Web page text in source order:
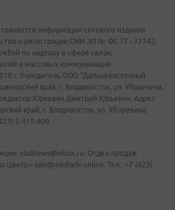
информация сетевого издания
о регистрации СМИ ЭЛ № ФС 77 - 72742,
по надзору в сфере связи,
и массовых коммуникаций
г. Учредитель ООО "Дальневосточный
край, г. Владивосток, ул. Уборевича,
Юркевич Дмитрий Юрьевич. Адрес
край, г. Владивосток, ул. Уборевича,
2-415-600.
vladnews@inbox.ru. Отдел продаж
Центр» sale@mediadv.online. Тел.: +7 (423)